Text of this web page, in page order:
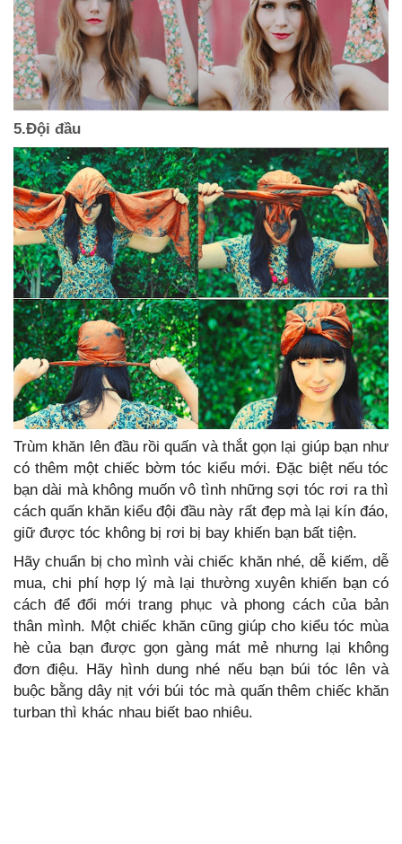
5.Đội đầu
Trùm khăn lên đầu rồi quấn và thắt gọn lại giúp bạn như
có thêm một chiếc bờm tóc kiểu mới. Đặc biệt nếu tóc
bạn dài mà không muốn vô tình những sợi tóc rơi ra thì
cách quấn khăn kiểu đội đầu này rất đẹp mà lại kín đáo,
giữ được tóc không bị rơi bị bay khiến bạn bất tiện.
Hãy chuẩn bị cho mình vài chiếc khăn nhé, dễ kiếm, dễ
mua, chi phí hợp lý mà lại thường xuyên khiến bạn có
cách để đổi mới trang phục và phong cách của bản
thân mình. Một chiếc khăn cũng giúp cho kiểu tóc mùa
hè của bạn được gọn gàng mát mẻ nhưng lại không
đơn điệu. Hãy hình dung nhé nếu bạn búi tóc lên và
buộc bằng dây nịt với búi tóc mà quấn thêm chiếc khăn
turban thì khác nhau biết bao nhiêu.